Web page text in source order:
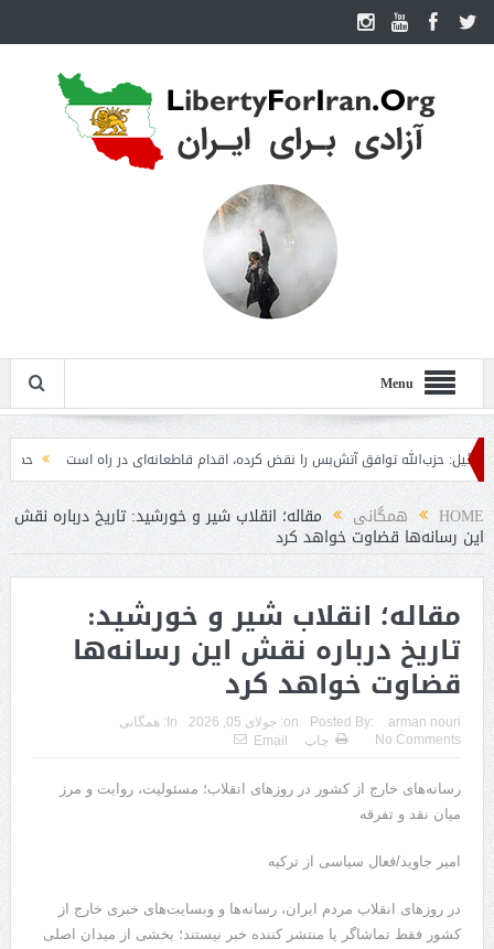
Menu
توافق آتش‌بس را نقض کرده، اقدام قاطعانه‌ای در راه است حمله دوباره
HOME همگانی مقاله؛ انقلاب شیر و خورشید: تاریخ درباره نقش
این رسانه‌ها قضاوت خواهد کرد
مقاله؛ انقلاب شیر و خورشید:
تاریخ درباره نقش این رسانه‌ها
قضاوت خواهد کرد
Posted By: arman nouri
on: جولای 05, 2026 In: همگانی
No Comments
چاپ Email
رسانه‌های خارج از کشور در روزهای انقلاب؛ مسئولیت، روایت و مرز
میان نقد و تفرقه
امیر جاوید/فعال سیاسی از ترکیه
در روزهای انقلاب مردم ایران، رسانه‌ها و وبسایت‌های خبری خارج از
کشور فقط تماشاگر یا منتشر کننده خبر نیستند؛ بخشی از میدان اصلی